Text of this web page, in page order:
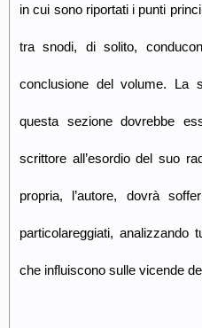
in cui sono riportati i punti
tra snodi, di solito,
conclusione del volume. La
questa sezione dovrebbe
scrittore all’esordio del suo
propria, l’autore, dovrà
particolareggiati,
che influiscono sulle vicende